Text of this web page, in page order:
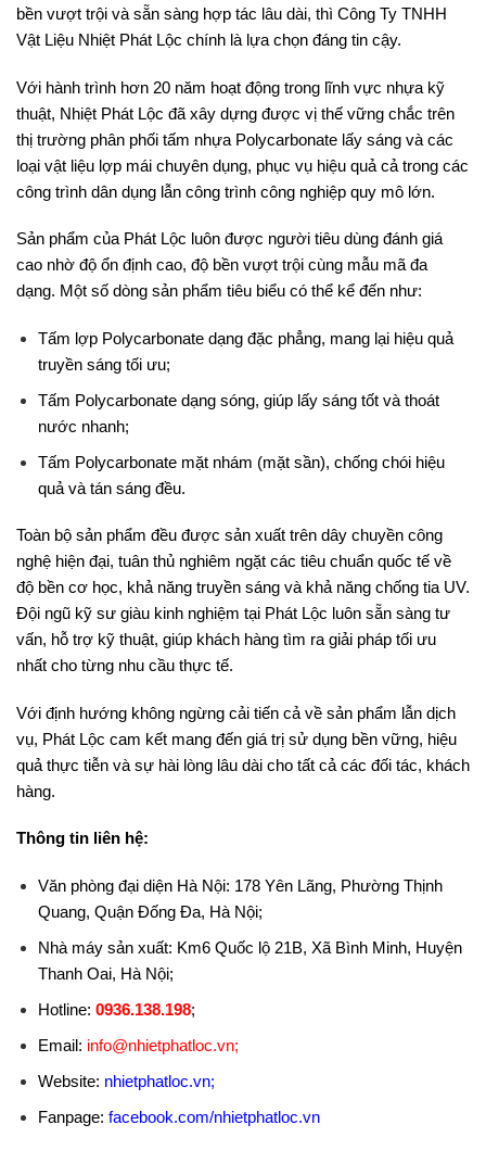
bền vượt trội và sẵn sàng hợp tác lâu dài, thì Công Ty TNHH
Vật Liệu Nhiệt Phát Lộc chính là lựa chọn đáng tin cậy.
Với hành trình hơn 20 năm hoạt động trong lĩnh vực nhựa kỹ
thuật, Nhiệt Phát Lộc đã xây dựng được vị thế vững chắc trên
thị trường phân phối tấm nhựa Polycarbonate lấy sáng và các
loại vật liệu lợp mái chuyên dụng, phục vụ hiệu quả cả trong các
công trình dân dụng lẫn công trình công nghiệp quy mô lớn.
Sản phẩm của Phát Lộc luôn được người tiêu dùng đánh giá
cao nhờ độ ổn định cao, độ bền vượt trội cùng mẫu mã đa
dạng. Một số dòng sản phẩm tiêu biểu có thể kể đến như:
Tấm lợp Polycarbonate dạng đặc phẳng, mang lại hiệu quả
truyền sáng tối ưu;
Tấm Polycarbonate dạng sóng, giúp lấy sáng tốt và thoát
nước nhanh;
Tấm Polycarbonate mặt nhám (mặt sần), chống chói hiệu
quả và tán sáng đều.
Toàn bộ sản phẩm đều được sản xuất trên dây chuyền công
nghệ hiện đại, tuân thủ nghiêm ngặt các tiêu chuẩn quốc tế về
độ bền cơ học, khả năng truyền sáng và khả năng chống tia UV.
Đội ngũ kỹ sư giàu kinh nghiệm tại Phát Lộc luôn sẵn sàng tư
vấn, hỗ trợ kỹ thuật, giúp khách hàng tìm ra giải pháp tối ưu
nhất cho từng nhu cầu thực tế.
Với định hướng không ngừng cải tiến cả về sản phẩm lẫn dịch
vụ, Phát Lộc cam kết mang đến giá trị sử dụng bền vững, hiệu
quả thực tiễn và sự hài lòng lâu dài cho tất cả các đối tác, khách
hàng.
Thông tin liên hệ:
Văn phòng đại diện Hà Nội: 178 Yên Lãng, Phường Thịnh
Quang, Quận Đống Đa, Hà Nội;
Nhà máy sản xuất: Km6 Quốc lộ 21B, Xã Bình Minh, Huyện
Thanh Oai, Hà Nội;
Hotline: 0936.138.198;
Email: info@nhietphatloc.vn;
Website: nhietphatloc.vn;
Fanpage: facebook.com/nhietphatloc.vn